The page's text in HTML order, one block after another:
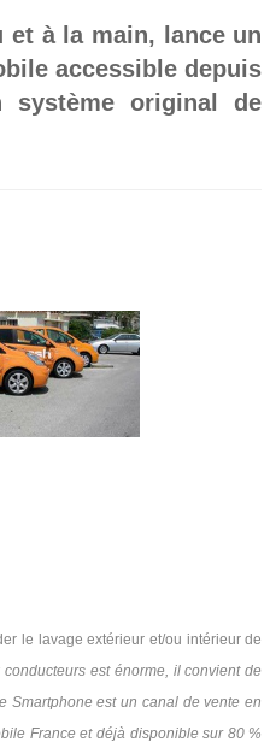
et à la main, lance un
accessible depuis
système original de
le lavage extérieur et/ou intérieur de
est énorme, il convient de
Smartphone est un canal de vente en
France et déjà disponible sur 80 %